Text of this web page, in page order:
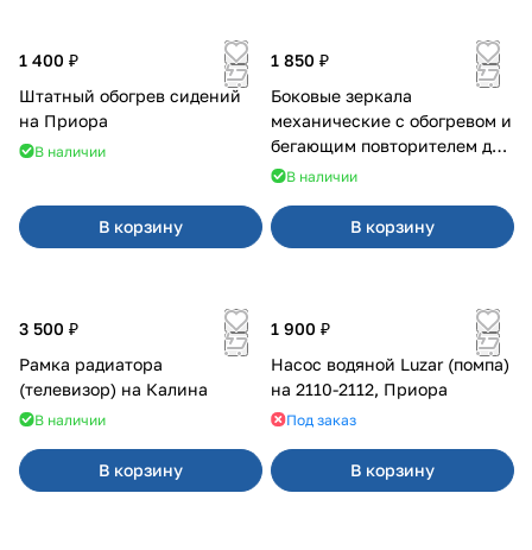
1 400 ₽
Штатный обогрев сидений
на Приора
В наличии
В корзину
1 850 ₽
Боковые зеркала
механические с обогревом и
бегающим повторителем для
4х4В наличии
В корзину
3 500 ₽
Рамка радиатора
(телевизор) на Калина
В наличии
В корзину
1 900 ₽
Насос водяной Luzar (помпа)
на 2110-2112, Приора
Под заказ
В корзину